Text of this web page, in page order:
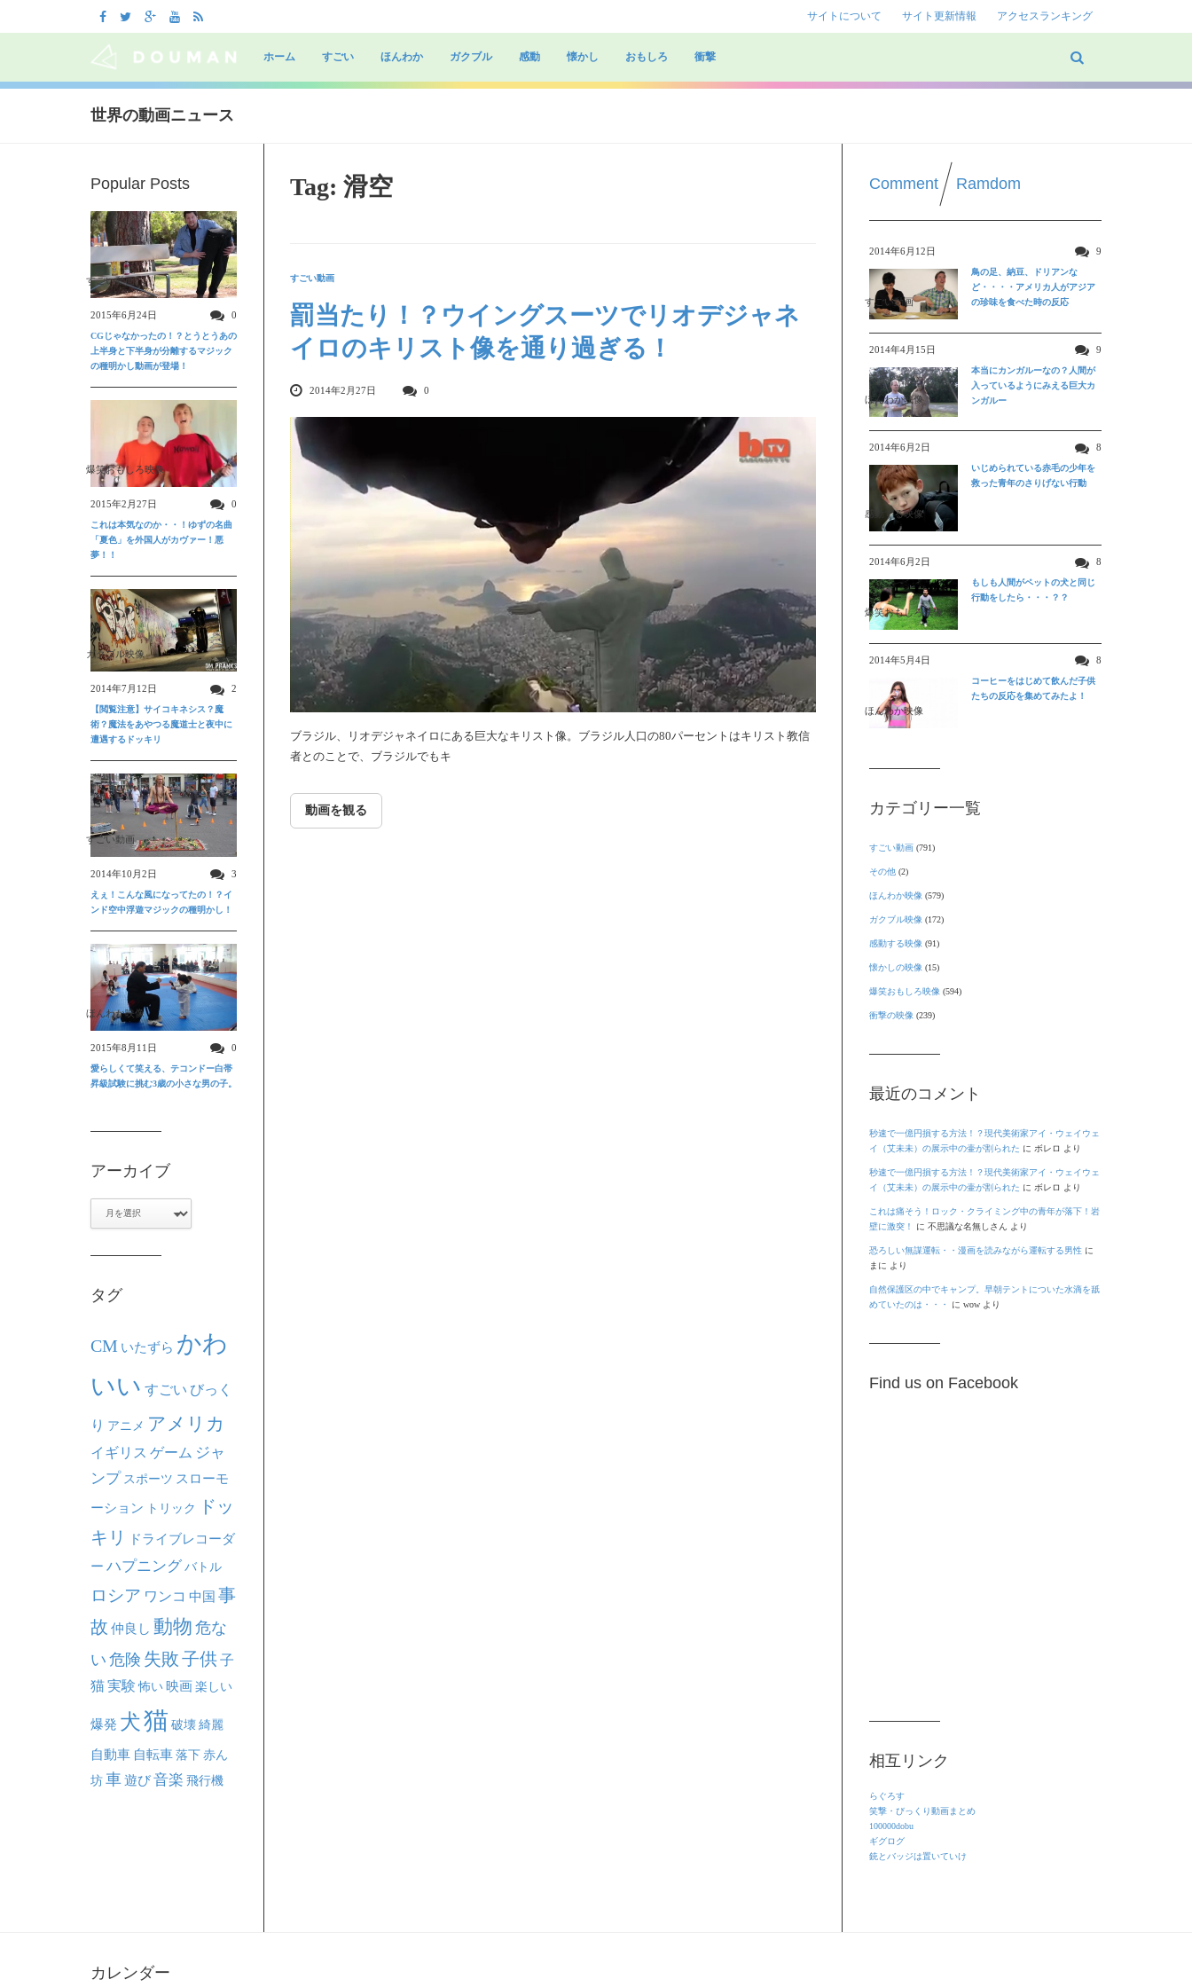
サイトについて サイト更新情報 アクセスランキング
to
ホーム すごい ほんわか ガクブル 感動 懐かし おもしろ 衝撃
世界の動画ニュース
Tag: 滑空
すごい動画
罰当たり！？ウイングスーツでリオデジャネ
イロのキリスト像を通り過ぎる！
2014年2月27日 0
ブラジル、リオデジャネイロにある巨大なキリスト像。ブラジル人口の80パーセントはキリスト教信
者とのことで、ブラジルでもキ
動画を観る
Comment Ramdom
2014年6月12日 9
すごい動画
鳥の足、納豆、ドリアンな
ど・・・・アメリカ人がアジア
の珍味を食べた時の反応
2014年4月15日 9
ほんわか映像
本当にカンガルーなの？人間が
入っているようにみえる巨大カ
ンガルー
2014年6月2日 8
感動する映像
いじめられている赤毛の少年を
救った青年のさりげない行動
2014年6月2日 8
爆笑おもしろ映像
もしも人間がペットの犬と同じ
行動をしたら・・・？？
2014年5月4日 8
ほんわか映像
コーヒーをはじめて飲んだ子供
たちの反応を集めてみたよ！
カテゴリー一覧
すごい動画 (791)
その他 (2)
ほんわか映像 (579)
ガクブル映像 (172)
感動する映像 (91)
懐かしの映像 (15)
爆笑おもしろ映像 (594)
衝撃の映像 (239)
最近のコメント
秒速で一億円損する方法！？現代美術家アイ・ウェイウェ
イ（艾未未）の展示中の壷が割られた に ボレロ より
秒速で一億円損する方法！？現代美術家アイ・ウェイウェ
イ（艾未未）の展示中の壷が割られた に ボレロ より
これは痛そう！ロック・クライミング中の青年が落下！岩
壁に激突！
に 不思議な名無しさん より
恐ろしい無謀運転・・漫画を読みながら運転する男性に
まに より
自然保護区の中でキャンプ。早朝テントについた水滴を舐
めていたのは・・・
に wowより
Find us on Facebook
相互リンク
らぐろす
笑撃・びっくり動画まとめ
100000dobu
ギグログ
銃とバッジは置いていけ
Popular Posts
すごい動画
2015年6月24日 0
CGじゃなかったの！？とうとうあの
上半身と下半身が分離するマジック
の種明かし動画が登場！
爆笑おもしろ映像
2015年2月27日 0
これは本気なのか・・！ゆずの名曲
「夏色」を外国人がカヴァー！悪
夢！！
ガクブル映像
2014年7月12日 2
【閲覧注意】サイコキネシス？魔
術？魔法をあやつる魔道士と夜中に
遭遇するドッキリ
すごい動画
2014年10月2日 3
えぇ！こんな風になってたの！？イ
ンド空中浮遊マジックの種明かし！
ほんわか映像
2015年8月11日 0
愛らしくて笑える、テコンドー白帯
昇級試験に挑む3歳の小さな男の子。
アーカイブ
タグ
CM いたずら かわ
いい すごい びっく
り アニメ アメリカ
イギリス ゲーム ジャ
ンプ スポーツ スローモ
ーション トリック
ドッ
キリ
ドライブレコーダ
ー ハプニング バトル
ロシア ワンコ 中国 事
故 仲良し 動物 危な
い 危険 失敗子供子
猫実験 怖い映画楽しい
爆発 犬猫 破壊綺麗
自動車 自転車落下赤ん
坊車遊び音楽 飛行機
カレンダー